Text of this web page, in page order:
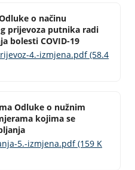
o načinu
prijevoza putnika radi
bolesti COVID-19
4.-izmjena.pdf (58.4
Odluke o nužnim
kojima se
5.-izmjena.pdf (159 K